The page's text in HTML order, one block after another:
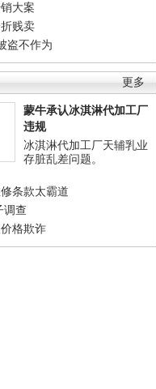
大案
贱卖
盗不作为
更多
蒙牛承认冰淇淋代加工厂
违规
冰淇淋代加工厂天辅乳业
存脏乱差问题。
条款太霸道
调查
格欺诈